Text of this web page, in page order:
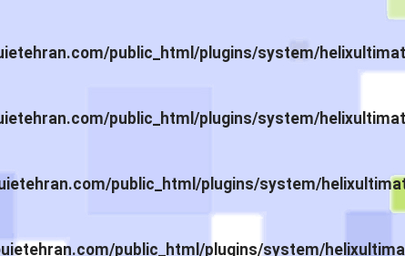
public_html/plugins/system/
public_html/plugins/system/
public_html/plugins/system/
public_html/plugins/system/